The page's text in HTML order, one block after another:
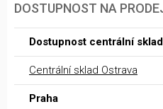
DOSTUPNOST NA
Dostupnost centrální
Centrální sklad Ostrava
Praha